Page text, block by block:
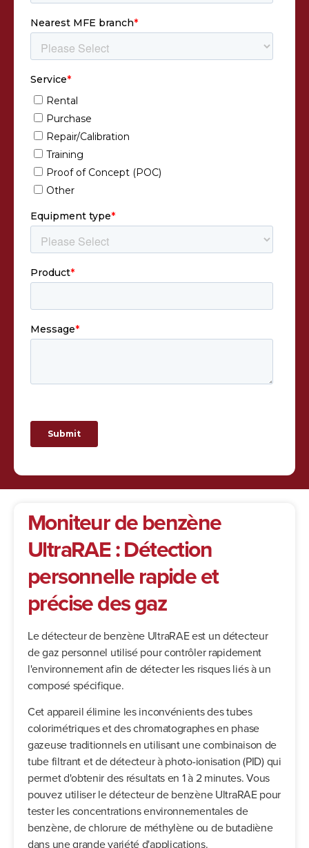
Moniteur de benzène
UltraRAE : Détection
personnelle rapide et
précise des gaz
Le détecteur de benzène UltraRAE est un détecteur
de gaz personnel utilisé pour contrôler rapidement
l'environnement afin de détecter les risques liés à un
composé spécifique.
Cet appareil élimine les inconvénients des tubes
colorimétriques et des chromatographes en phase
gazeuse traditionnels en utilisant une combinaison de
tube filtrant et de détecteur à photo-ionisation (PID) qui
permet d'obtenir des résultats en 1 à 2 minutes. Vous
pouvez utiliser le détecteur de benzène UltraRAE pour
tester les concentrations environnementales de
benzène, de chlorure de méthylène ou de butadiène
dans une grande variété d'applications.